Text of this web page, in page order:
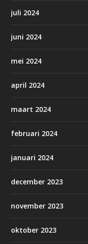
juli 2024
juni 2024
mei 2024
april 2024
maart 2024
februari 2024
januari 2024
december 2023
november 2023
oktober 2023